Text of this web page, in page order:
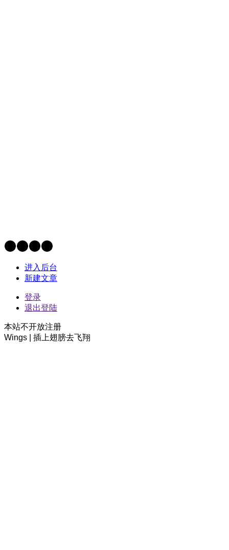
进入后台
新建文章
登录
退出登陆
本站不开放注册
Wings | 插上翅膀去飞翔